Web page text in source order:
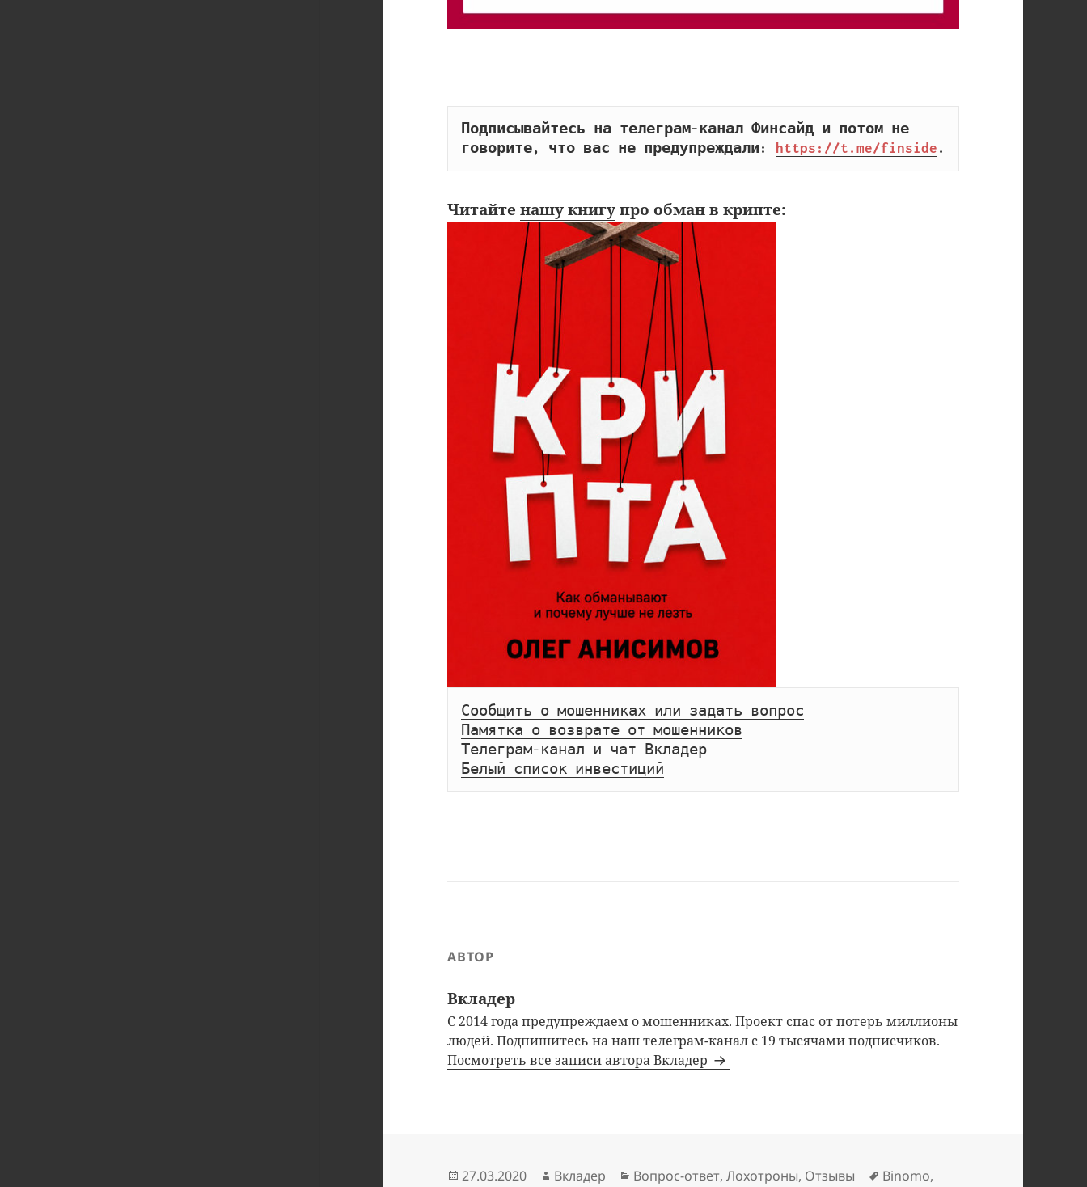
Подписывайтесь на телеграм-канал Финсайд и потом не
говорите, что вас не предупреждали:
https://t.me/finside .
Читайтенашу книгупро обман в крипте:
Сообщить о мошенниках или задать вопрос
Памятка о возврате от мошенников
Телеграм- канал и чат
Вкладер
Белый список инвестиций
АВТОР
Вкладер
С 2014 года предупреждаем о мошенниках. Проект спас от потерь миллионы
людей. Подпишитесь на наштелеграм-канал с 19 тысячами подписчиков.
Посмотреть все записи автора Вкладер
Опубликовано
27.03.2020 Автор
Вкладер Рубрики
Вопрос-ответ,Лохотроны, Отзывы Метки
Binomo,